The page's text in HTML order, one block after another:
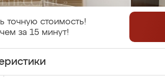
точную стоимость!
за 15 минут!